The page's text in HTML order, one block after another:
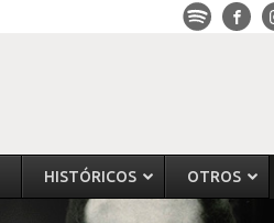
HISTÓRICOS OTROS